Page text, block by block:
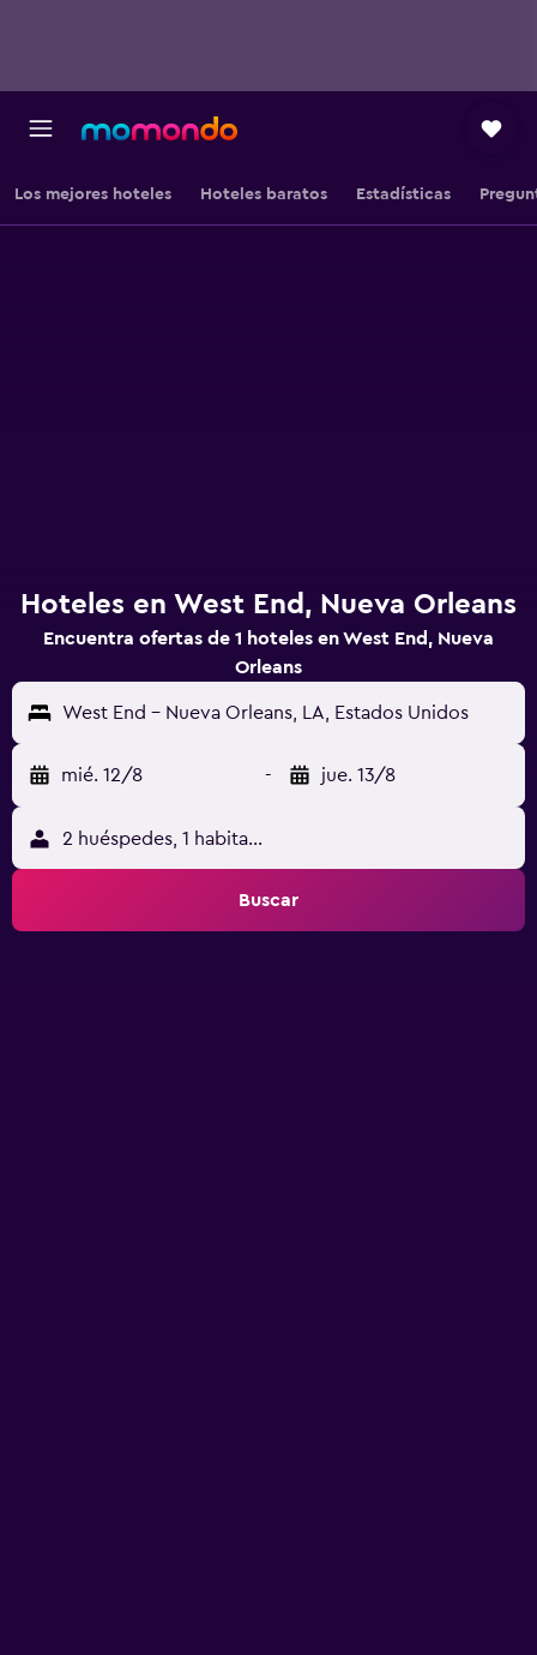
Los mejores hoteles Hoteles baratos Estadísticas
Hoteles en West End, Nueva Orleans
Encuentra ofertas de 1 hoteles en West End, Nueva
Orleans
West End - Nueva Orleans, LA, Estados Unidos
mié. 12/8 - jue. 13/8
2 huéspedes, 1 habitación
Buscar